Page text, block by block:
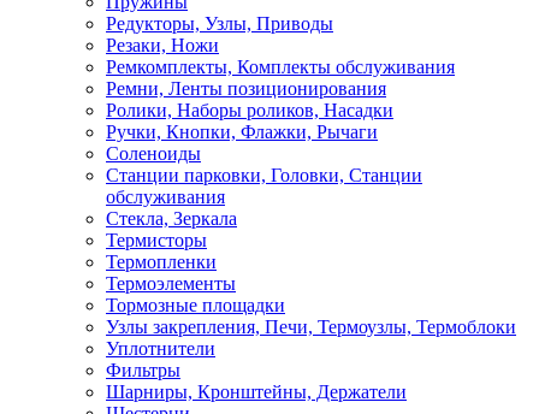
Редукторы, Узлы, Приводы
Резаки, Ножи
Ремкомплекты, Комплекты обслуживания
Ремни, Ленты позиционирования
Ролики, Наборы роликов, Насадки
Ручки, Кнопки, Флажки, Рычаги
Соленоиды
Станции парковки, Головки, Станции
обслуживания
Стекла, Зеркала
Термисторы
Термопленки
Термоэлементы
Тормозные площадки
Узлы закрепления, Печи, Термоузлы, Термоблоки
Уплотнители
Фильтры
Шарниры, Кронштейны, Держатели